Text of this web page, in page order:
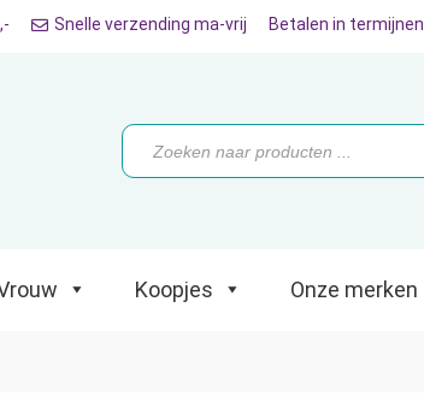
Koopjes Onze merken
Snelle verzending ma-vrij Betalen in termijnen
Producten
zoeken
Koopjes Onze merken